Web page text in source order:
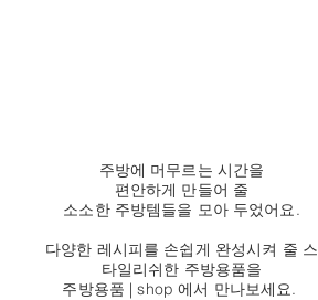
주방에 머무르는 시간을
편안하게 만들어 줄
소소한 주방템들을 모아 두었어요.
다양한 레시피를 손쉽게 완성시켜 줄 스
타일리쉬한 주방용품을
주방용품 | shop 에서 만나보세요.